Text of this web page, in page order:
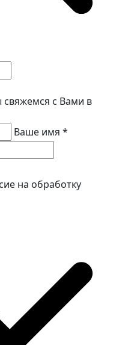
свяжемся с Вами в
Ваше имя *
на обработку